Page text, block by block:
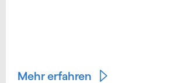
Mehr erfahren